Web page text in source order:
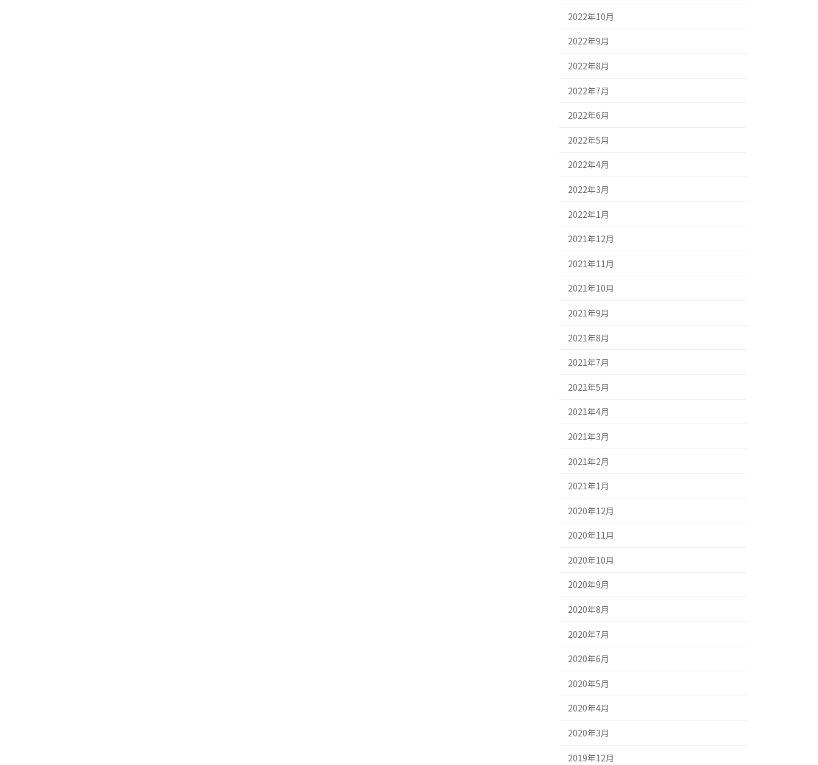
2022年10月
2022年9月
2022年8月
2022年7月
2022年6月
2022年5月
2022年4月
2022年3月
2022年1月
2021年12月
2021年11月
2021年10月
2021年9月
2021年8月
2021年7月
2021年5月
2021年4月
2021年3月
2021年2月
2021年1月
2020年12月
2020年11月
2020年10月
2020年9月
2020年8月
2020年7月
2020年6月
2020年5月
2020年4月
2020年3月
2019年12月